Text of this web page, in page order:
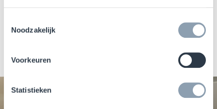
Noodzakelijk
Voorkeuren
Statistieken
Onze oplossingen worden gemaakt met onze
geavanceerde Wirama-technoligie om de
nodig hebt om uw winkels te beschermen.